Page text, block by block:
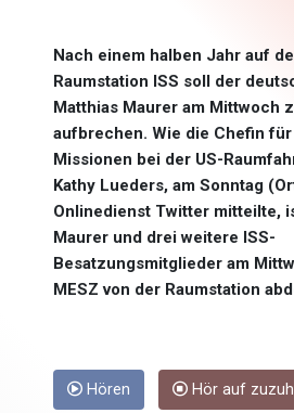
Nach einem halben Jahr auf
Raumstation ISS soll der
Matthias Maurer am Mittwoch
aufbrechen. Wie die Chefin
Missionen bei der US-
Kathy Lueders, am Sonntag
Onlinedienst Twitter mitteilte,
Maurer und drei weitere ISS-
Besatzungsmitglieder am
MESZ von der Raumstation
Hören Hör auf